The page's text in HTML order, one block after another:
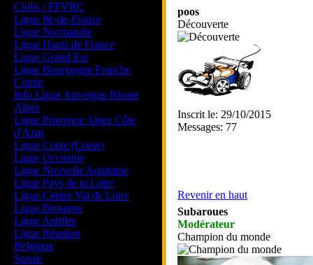
Clubs / FFVRC
Ligue Ile-de-France
Ligue Normandie
Ligue Hauts de France
Ligue Grand Est
Ligue Bourgogne Franche
Comte
Info Ligue Auvergne Rhone
Alpes
Ligue Provence Alpes Côte
d'Azur
Ligue Corse (Corse)
Ligue Occitanie
Ligue Nouvelle Aquitaine
Ligue Pays de la Loire
Ligue Centre Val de Loire
Ligue Bretagne
Ligue Antilles
Ligue Réunion
Belgique
Suisse
poos
Découverte
Inscrit le: 29/10/2015
Messages: 77
Revenir en haut
Subaroues
Modérateur
Champion du monde